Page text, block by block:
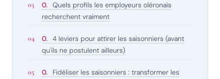
Quels profils les employeurs oléronais
recherchent vraiment
4 leviers pour attirer les saisonniers (avant
qu'ils ne postulent ailleurs)
Fidéliser les saisonniers : transformer les